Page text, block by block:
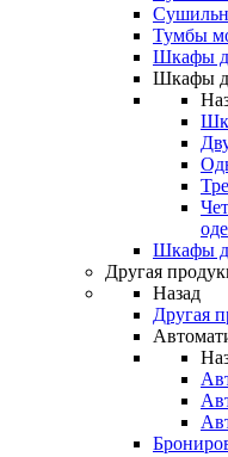
Тумбы
Шкафы
Шкафы
Шкафы
Другая
Назад
Другая